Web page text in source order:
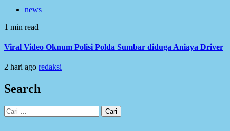
news
1 min read
Viral Video Oknum Polisi Polda Sumbar diduga Aniaya Driver
2 hari ago redaksi
Search
Cari
untuk: